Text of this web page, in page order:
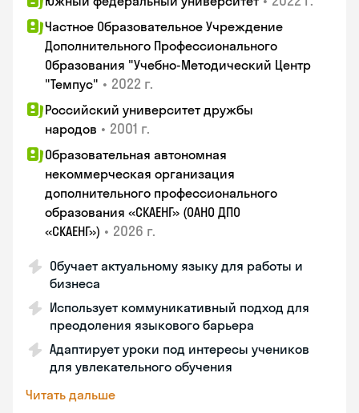
Частное Образовательное Учреждение
Дополнительного Профессионального
Образования "Учебно-Методический Центр
"Темпус" • 2022 г.
Российский университет дружбы
народов • 2001 г.
Образовательная автономная
некоммерческая организация
дополнительного профессионального
образования «СКАЕНГ» (ОАНО ДПО
«СКАЕНГ») • 2026 г.
Обучает актуальному языку для работы и
бизнеса
Использует коммуникативный подход для
преодоления языкового барьера
Адаптирует уроки под интересы учеников
для увлекательного обучения
Читать дальше